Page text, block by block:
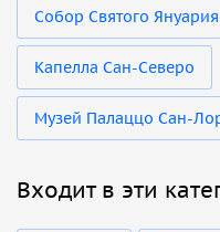
Собор Святого Януария
Капелла Сан-Северо
Музей Палаццо Сан-
Входит в эти